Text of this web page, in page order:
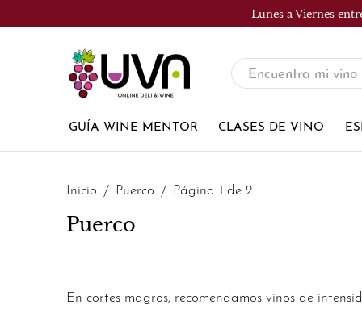
Lunes a Viernes
UVA
Tienda
de
vinos
GUÍA WINE MENTOR CLASES DE VINO
Inicio Puerco Página 1 de 2
Puerco
En cortes magros, recomendamos vinos de